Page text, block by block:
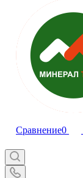
Сравнение0